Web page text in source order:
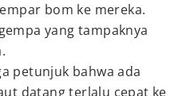
bom ke mereka.
yang tampaknya
petunjuk bahwa ada
datang terlalu cepat ke